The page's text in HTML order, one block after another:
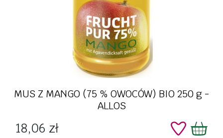
MUS Z MANGO (75 % OWOCÓW) BIO 250 g -
ALLOS
Cena
18,06 zł